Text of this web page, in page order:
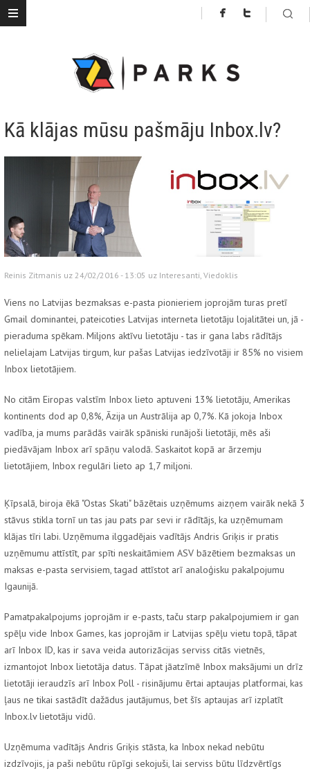
Kā klājas mūsu pašmāju Inbox.lv?
Reinis Zitmanis uz 24/02/2016 - 13:05 uz Interesanti, Viedoklis
Viens no Latvijas bezmaksas e-pasta pionieriem joprojām turas pretī
Gmail dominantei, pateicoties Latvijas interneta lietotāju lojalitātei un, jā -
pieraduma spēkam. Miljons aktīvu lietotāju - tas ir gana labs rādītājs
nelielajam Latvijas tirgum, kur pašas Latvijas iedzīvotāji ir 85% no visiem
Inbox lietotājiem.
No citām Eiropas valstīm Inbox lieto aptuveni 13% lietotāju, Amerikas
kontinents dod ap 0,8%, Āzija un Austrālija ap 0,7%. Kā jokoja Inbox
vadība, ja mums parādās vairāk spāniski runājoši lietotāji, mēs aši
piedāvājam Inbox arī spāņu valodā. Saskaitot kopā ar ārzemju
lietotājiem, Inbox regulāri lieto ap 1,7 miljoni.
Ķīpsalā, biroja ēkā "Ostas Skati" bāzētais uzņēmums aizņem vairāk nekā 3
stāvus stikla tornī un tas jau pats par sevi ir rādītājs, ka uzņēmumam
klājas tīri labi. Uzņēmuma ilggadējais vadītājs Andris Griķis ir pratis
uzņēmumu attīstīt, par spīti neskaitāmiem ASV bāzētiem bezmaksas un
maksas e-pasta servisiem, tagad attīstot arī analoģisku pakalpojumu
Igaunijā.
Pamatpakalpojums joprojām ir e-pasts, taču starp pakalpojumiem ir gan
spēļu vide Inbox Games, kas joprojām ir Latvijas spēļu vietu topā, tāpat
arī Inbox ID, kas ir sava veida autorizācijas serviss citās vietnēs,
izmantojot Inbox lietotāja datus. Tāpat jāatzīmē Inbox maksājumi un drīz
lietotāji ieraudzīs arī Inbox Poll - risinājumu ērtai aptaujas platformai, kas
ļaus ne tikai sastādīt dažādus jautājumus, bet šīs aptaujas arī izplatīt
Inbox.lv lietotāju vidū.
Uzņēmuma vadītājs Andris Griķis stāsta, ka Inbox nekad nebūtu
izdzīvojis, ja paši nebūtu rūpīgi sekojuši, lai serviss būtu līdzvērtīgs